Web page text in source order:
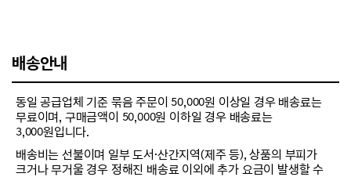
배송안내
동일 공급업체 기준 묶음 주문이 50,000원 이상일 경우 배송료는
무료이며, 구매금액이 50,000원 이하일 경우 배송료는
3,000원입니다.
배송비는 선불이며 일부 도서·산간지역(제주 등), 상품의 부피가
크거나 무거울 경우 정해진 배송료 이외에 추가 요금이 발생할 수